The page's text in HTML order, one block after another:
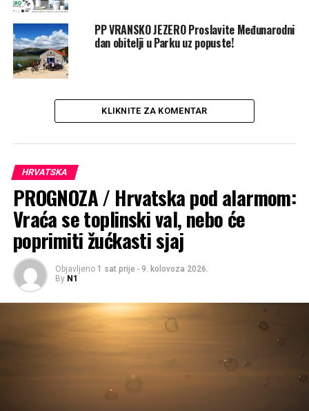
PP VRANSKO JEZERO Proslavite Međunarodni
dan obitelji u Parku uz popuste!
KLIKNITE ZA KOMENTAR
HRVATSKA
PROGNOZA / Hrvatska pod alarmom:
Vraća se toplinski val, nebo će
poprimiti žućkasti sjaj
Objavljeno 1 sat prije - 9. kolovoza 2026.
By N1